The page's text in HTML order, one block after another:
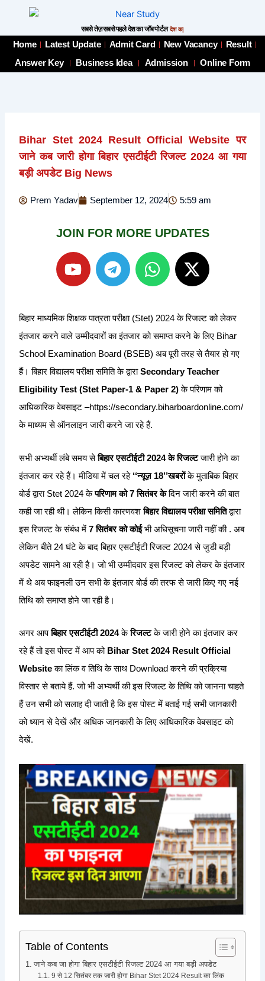
content
सबसे तेज़ सबसे पहले देश का जॉब पोर्टल देश का NO.01 जॉ
Home Latest Update Admit Card New Vacancy
Result
Answer Key
Business Idea Admission Online Form
Bihar Stet 2024 Result Official Website पर
जाने कब जारी होगा बिहार एसटीईटी रिजल्ट 2024 आ गया
बड़ी अपडेट Big News
Prem Yadav September 12, 2024 5:59 am
JOIN FOR MORE UPDATES
Y
o
t
u
b
e
T
e
e
g
r
a
m
W
h
t
s
a
p
p
X
-
w
i
t
t
e
r
बिहार माध्यमिक शिक्षक पात्रता परीक्षा (Stet) 2024 के रिजल्ट को लेकर
इंतजार करने वाले उम्मीदवारों का इंतजार को समाप्त करने के लिए Bihar
School Examination Board (BSEB) अब पूरी तरह से तैयार हो गए
हैं। बिहार विद्यालय परीक्षा समिति के द्वाराSecondary Teacher
Eligibility Test (Stet Paper-1 & Paper 2)के परिणाम को
आधिकारिक वेबसाइट –https://secondary.biharboardonline.com/
के माध्यम से ऑनलाइन जारी करने जा रहे हैं.
सभी अभ्यर्थी लंबे समय सेबिहार एसटीईटी 2024 के रिजल्टजारी होने का
इंतजार कर रहे हैं। मीडिया में चल रहे ‘‘न्यूज़ 18’’खबरोंके मुताबिक बिहार
बोर्ड द्वारा Stet 2024 केपरिणाम को 7 सितंबर केदिन जारी करने की बात
कही जा रही थी। लेकिन किसी कारणवशबिहार विद्यालय परीक्षा समितिद्वारा
इस रिजल्ट के संबंध में7 सितंबर को कोईभी अधिसूचना जारी नहीं की . अब
लेकिन बीते 24 घंटे के बाद बिहार एसटीईटी रिजल्ट 2024 से जुडी बड़ी
अपडेट सामने आ रही है। जो भी उम्मीदवार इस रिजल्ट को लेकर के इंतजार
में थे अब फाइनली उन सभी के इंतजार बोर्ड की तरफ से जारी किए गए नई
तिथि को समाप्त होने जा रही है।
अगर आपबिहार एसटीईटी 2024केरिजल्टके जारी होने का इंतजार कर
रहे हैं तो इस पोस्ट में आप को Bihar Stet 2024 Result Official
Websiteका लिंक व तिथि के साथ Download करने की प्रक्रिया
विस्तार से बताये हैं. जो भी अभ्यर्थी की इस रिजल्ट के तिथि को जानना चाहते
हैं उन सभी को सलाह दी जाती है कि इस पोस्ट में बताई गई सभी जानकारी
को ध्यान से देखें और अधिक जानकारी के लिए आधिकारिक वेबसाइट को
देखें.
Table of Contents
जाने कब जा होगा बिहार एसटीईटी रिजल्ट 2024 आ गया बड़ी अपडेट
9 से 12 सितंबर तक जारी होगा Bihar Stet 2024 Result का लिंक